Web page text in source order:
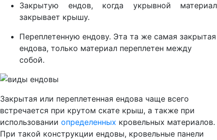
Закрытую ендов, когда укрывной материал
закрывает крышу.
Переплетенную ендову. Эта та же самая закрытая
ендова, только материал переплетен между
собой.
Закрытая или переплетенная ендова чаще всего
встречается при крутом скате крыш, а также при
использовании определенных кровельных материалов.
При такой конструкции ендовы, кровельные панели